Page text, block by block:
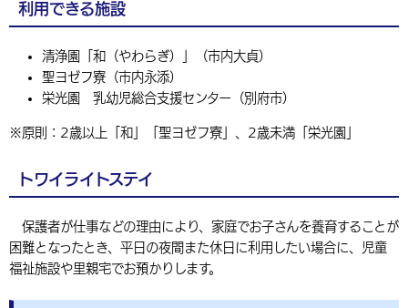
利用できる施設
清浄園「和（やわらぎ）」（市内大貞）
聖ヨゼフ寮（市内永添）
栄光園 乳幼児総合支援センター（別府市）
※原則：2歳以上「和」「聖ヨゼフ寮」、2歳未満「栄光園」
トワイライトステイ
保護者が仕事などの理由により、家庭でお子さんを養育することが
困難となったとき、平日の夜間また休日に利用したい場合に、児童
福祉施設や里親宅でお預かりします。